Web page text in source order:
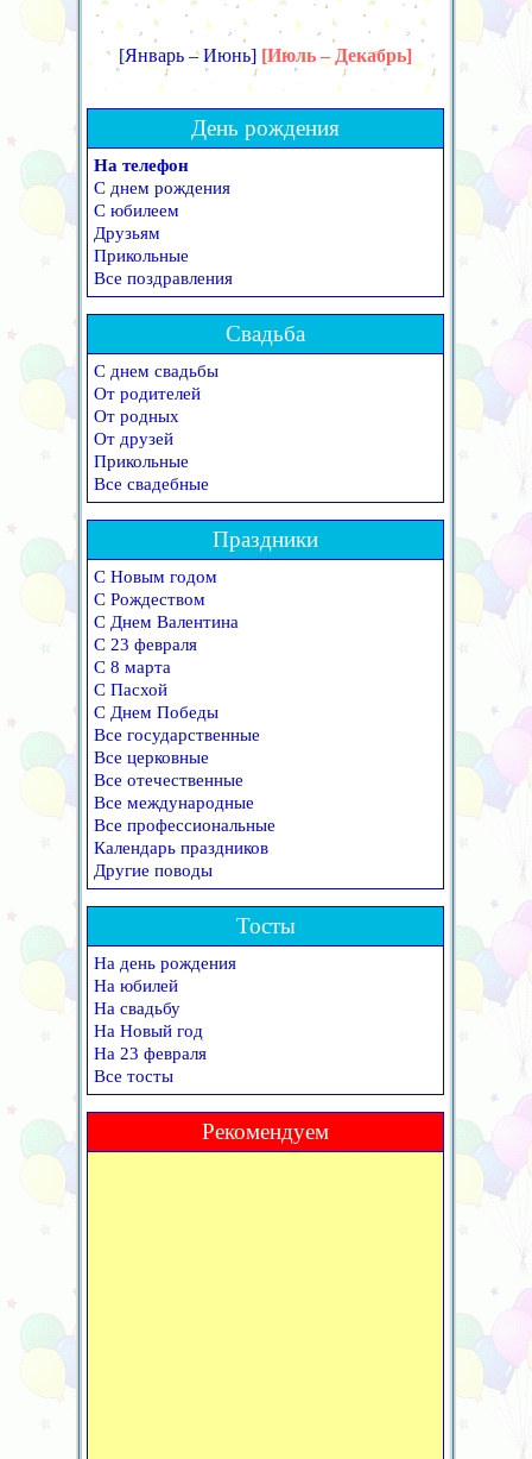
[Январь – Июнь] [Июль – Декабрь]
День рождения
На телефон
С днем рождения
С юбилеем
Друзьям
Прикольные
Все поздравления
Свадьба
С днем свадьбы
От родителей
От родных
От друзей
Прикольные
Все свадебные
Праздники
С Новым годом
С Рождеством
С Днем Валентина
С 23 февраля
С 8 марта
С Пасхой
С Днем Победы
Все государственные
Все церковные
Все отечественные
Все международные
Все профессиональные
Календарь праздников
Другие поводы
Тосты
На день рождения
На юбилей
На свадьбу
На Новый год
На 23 февраля
Все тосты
Рекомендуем